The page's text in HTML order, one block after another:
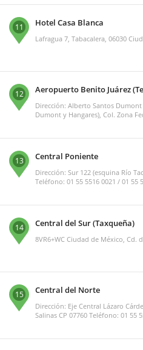
11 Hotel Casa Blanca
Lafragua 7, Tabacalera, 06030
12 Aeropuerto Benito Juárez
Dirección: Alberto Santos
Dumont y Hangares), Col. Zona
13 Central Poniente
Dirección: Sur 122 (esquina Río
Teléfono: 01 55 5516 0021 / 01 55
14 Central del Sur (Taxqueña)
8VR6+WC Ciudad de México, Cd.
15 Central del Norte
Dirección: Eje Central Lázaro
Salinas CP 07760 Teléfono: 01 55